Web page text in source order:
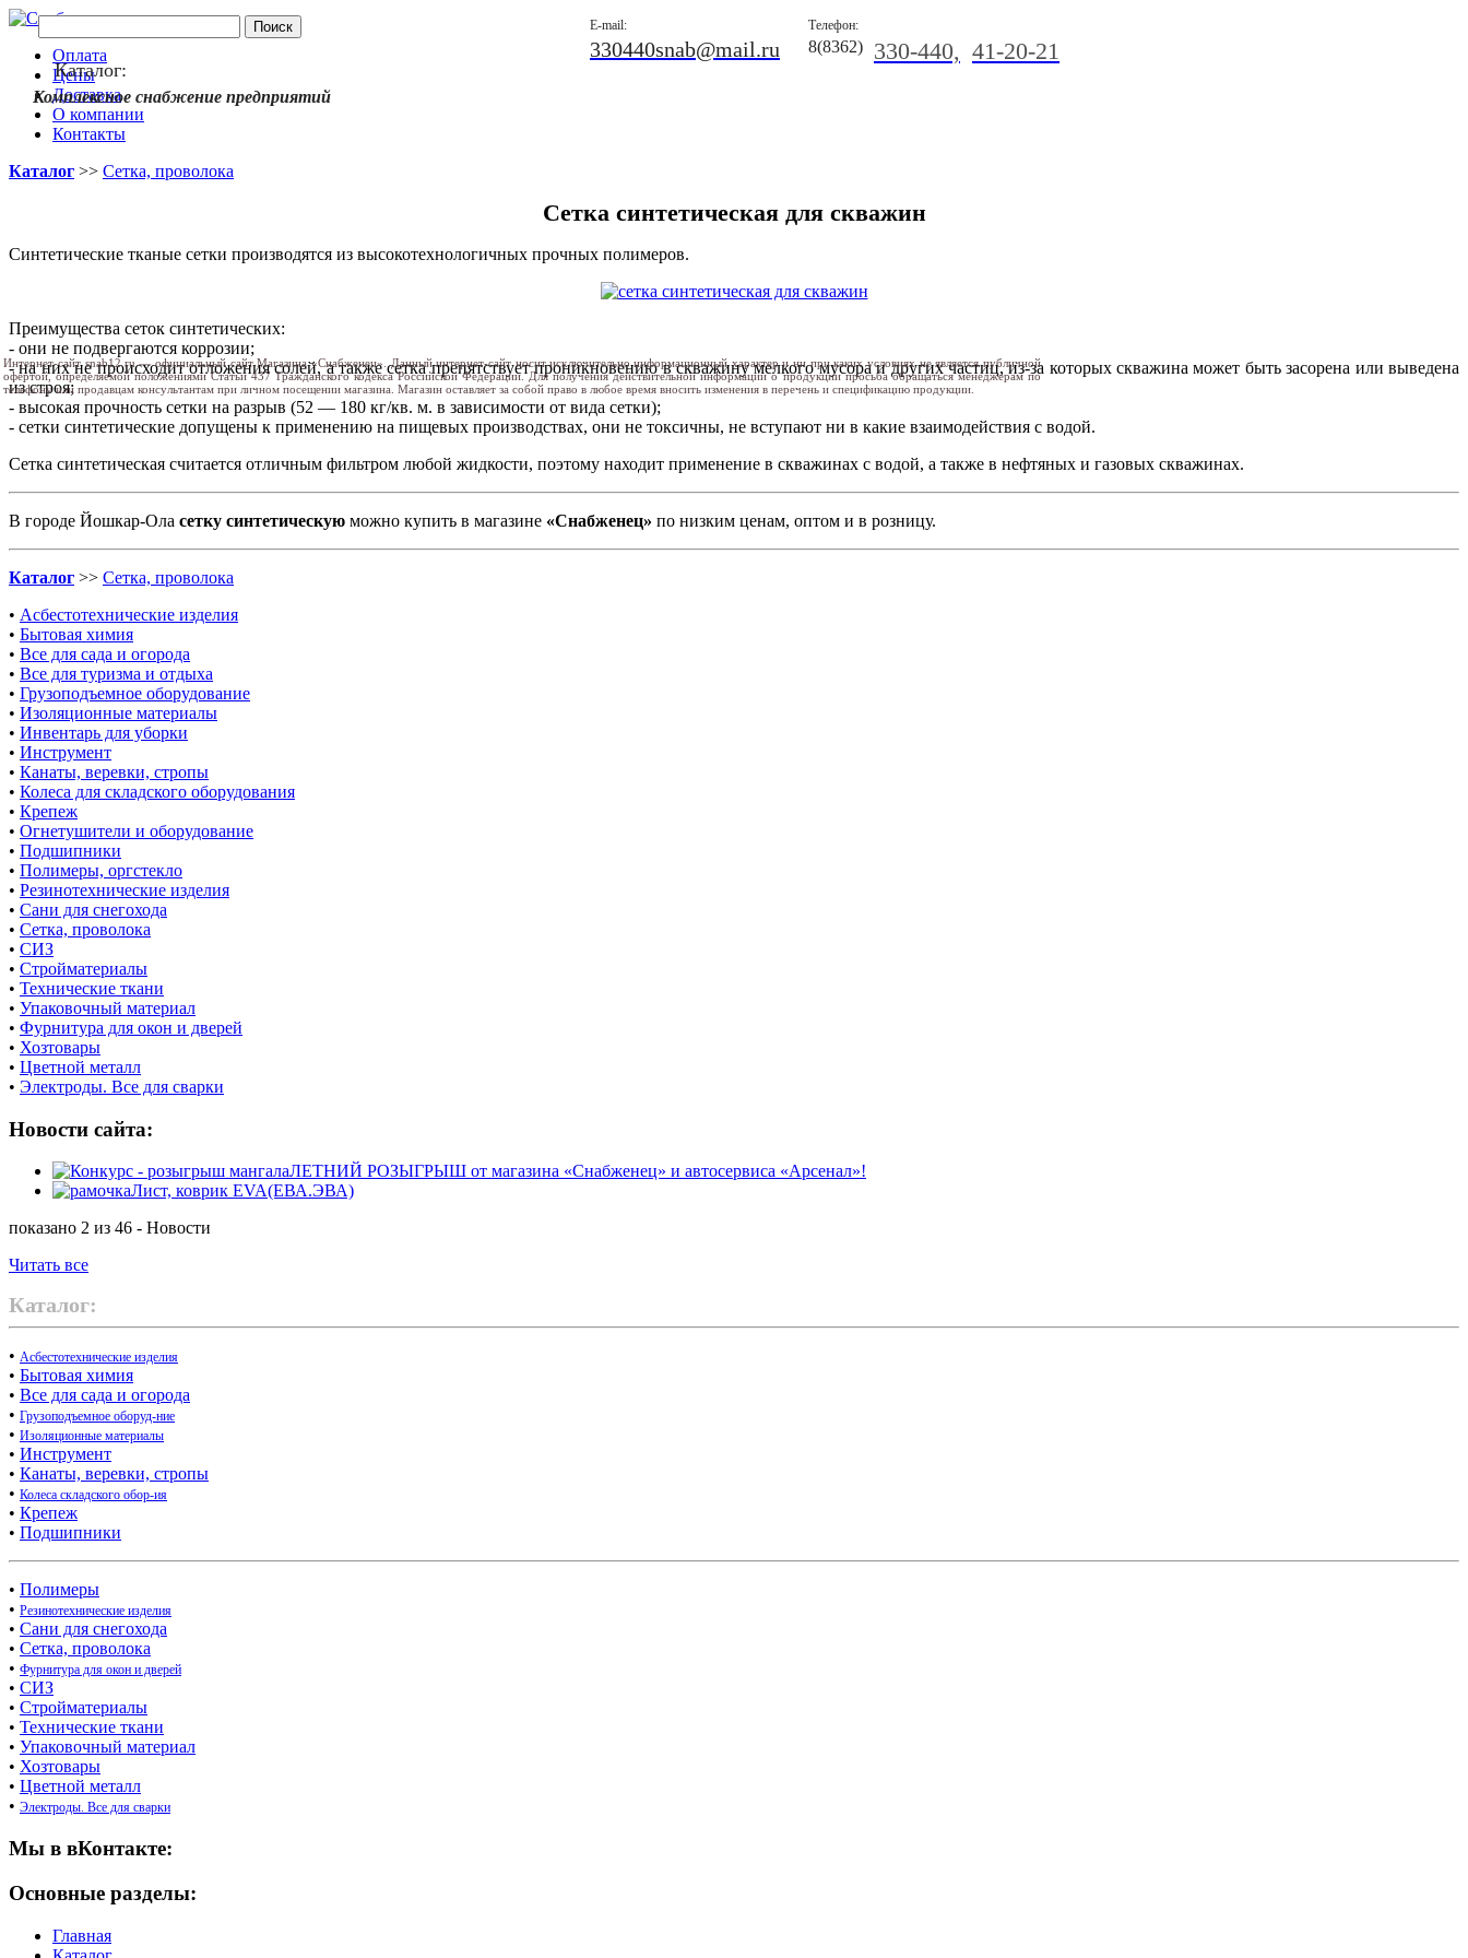
Оплата
Цены
Доставка
О компании
Контакты
Комплексное снабжение предприятий
Телефон:
8(8362) 330-440, 41-20-21
E-mail:
330440snab@mail.ru
Каталог >> Сетка, проволока
Сетка синтетическая для скважин
Синтетические тканые сетки производятся из высокотехнологичных прочных полимеров.
Преимущества сеток синтетических:
- они не подвергаются коррозии;
- на них не происходит отложения солей, а также сетка препятствует проникновению в скважину мелкого мусора и других частиц, из-за которых скважина может быть засорена или выведена
из строя;
- высокая прочность сетки на разрыв (52 — 180 кг/кв. м. в зависимости от вида сетки);
- сетки синтетические допущены к применению на пищевых производствах, они не токсичны, не вступают ни в какие взаимодействия с водой.
Сетка синтетическая считается отличным фильтром любой жидкости, поэтому находит применение в скважинах с водой, а также в нефтяных и газовых скважинах.
В городе Йошкар-Ола сетку синтетическую можно купить в магазине «Снабженец» по низким ценам, оптом и в розницу.
Каталог >> Сетка, проволока
Каталог:
• Асбестотехнические изделия
• Бытовая химия
• Все для сада и огорода
• Все для туризма и отдыха
• Грузоподъемное оборудование
• Изоляционные материалы
• Инвентарь для уборки
• Инструмент
• Канаты, веревки, стропы
• Колеса для складского оборудования
• Крепеж
• Огнетушители и оборудование
• Подшипники
• Полимеры, оргстекло
• Резинотехнические изделия
• Сани для снегохода
• Сетка, проволока
• СИЗ
• Стройматериалы
• Технические ткани
• Упаковочный материал
• Фурнитура для окон и дверей
• Хозтовары
• Цветной металл
• Электроды. Все для сварки
Новости сайта:
ЛЕТНИЙ РОЗЫГРЫШ от магазина «Снабженец» и автосервиса «Арсенал»!
Лист, коврик EVA(ЕВА.ЭВА)
показано 2 из 46 - Новости
Читать все
Интернет-сайт snab12.ru — официальный сайт Магазина «Снабженец». Данный интернет-сайт носит исключительно информационный характер и ни при каких условиях не является публичной
офертой, определяемой положениями Статьи 437 Гражданского кодекса Российской Федерации. Для получения действительной информации о продукции просьба обращаться менеджерам по
телефону или продавцам консультантам при личном посещении магазина. Магазин оставляет за собой право в любое время вносить изменения в перечень и спецификацию продукции.
Каталог:
• Асбестотехнические изделия
• Бытовая химия
• Все для сада и огорода
• Грузоподъемное оборуд-ние
• Изоляционные материалы
• Инструмент
• Канаты, веревки, стропы
• Колеса складского обор-ия
• Крепеж
• Подшипники
• Полимеры
• Резинотехнические изделия
• Сани для снегохода
• Сетка, проволока
• Фурнитура для окон и дверей
• СИЗ
• Стройматериалы
• Технические ткани
• Упаковочный материал
• Хозтовары
• Цветной металл
• Электроды. Все для сварки
Мы в вКонтакте:
Основные разделы:
Главная